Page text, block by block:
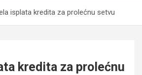
isplata kredita za prolećnu setvu
kredita za prolećnu